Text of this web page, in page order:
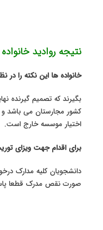
نتیجه روادید
خانواده ها این نکته را در
بگیرند که تصمیم گیرنده
کشور مجارستان می باشد و
اختیار موسسه خارج است.
برای اقدام جهت ویزای
دانشجویان کلیه مدارک
صورت نقص مدرک قطعا